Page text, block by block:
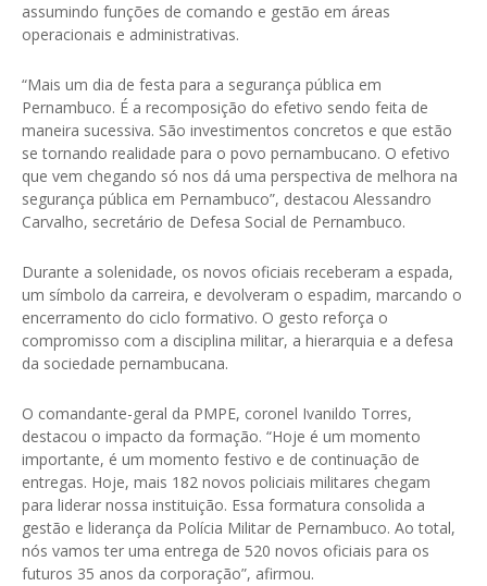
assumindo funções de comando e gestão em áreas
operacionais e administrativas.
“Mais um dia de festa para a segurança pública em
Pernambuco. É a recomposição do efetivo sendo feita de
maneira sucessiva. São investimentos concretos e que estão
se tornando realidade para o povo pernambucano. O efetivo
que vem chegando só nos dá uma perspectiva de melhora na
segurança pública em Pernambuco”, destacou Alessandro
Carvalho, secretário de Defesa Social de Pernambuco.
Durante a solenidade, os novos oficiais receberam a espada,
um símbolo da carreira, e devolveram o espadim, marcando o
encerramento do ciclo formativo. O gesto reforça o
compromisso com a disciplina militar, a hierarquia e a defesa
da sociedade pernambucana.
O comandante-geral da PMPE, coronel Ivanildo Torres,
destacou o impacto da formação. “Hoje é um momento
importante, é um momento festivo e de continuação de
entregas. Hoje, mais 182 novos policiais militares chegam
para liderar nossa instituição. Essa formatura consolida a
gestão e liderança da Polícia Militar de Pernambuco. Ao total,
nós vamos ter uma entrega de 520 novos oficiais para os
futuros 35 anos da corporação”, afirmou.